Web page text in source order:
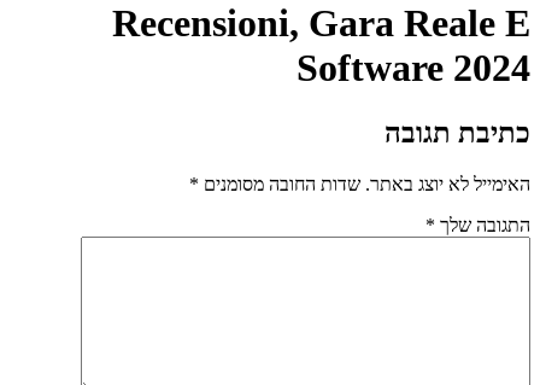
Recensioni, Gara Reale E
Software 2024
כתיבת תגובה
האימייל לא יוצג באתר. שדות החובה מסומנים *
התגובה שלך *